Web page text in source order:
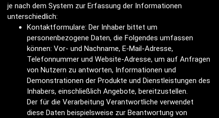
je nach dem System zur Erfassung der Informationen
unterschiedlich:
Kontaktformulare: Der Inhaber bittet um
personenbezogene Daten, die Folgendes umfassen
können: Vor- und Nachname, E-Mail-Adresse,
Telefonnummer und Website-Adresse, um auf Anfragen
von Nutzern zu antworten, Informationen und
Demonstrationen der Produkte und Dienstleistungen des
Inhabers, einschließlich Angebote, bereitzustellen.
Der für die Verarbeitung Verantwortliche verwendet
diese Daten beispielsweise zur Beantwortung von